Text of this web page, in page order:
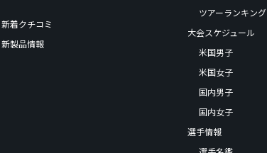
新着クチコミ
新製品情報
ツアーランキング
大会スケジュール
米国男子
米国女子
国内男子
国内女子
選手情報